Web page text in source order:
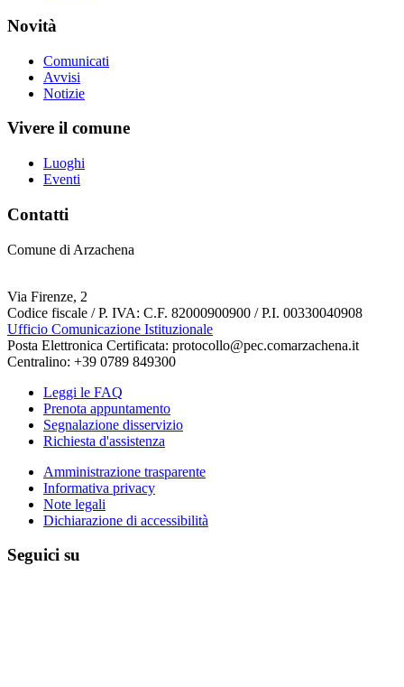
Novità
Comunicati
Avvisi
Notizie
Vivere il comune
Luoghi
Eventi
Contatti
Comune di Arzachena
Via Firenze, 2
Codice fiscale / P. IVA: C.F. 82000900900 / P.I. 00330040908
Ufficio Comunicazione Istituzionale
Posta Elettronica Certificata: protocollo@pec.comarzachena.it
Centralino: +39 0789 849300
Leggi le FAQ
Prenota appuntamento
Segnalazione disservizio
Richiesta d'assistenza
Amministrazione trasparente
Informativa privacy
Note legali
Dichiarazione di accessibilità
Seguici su